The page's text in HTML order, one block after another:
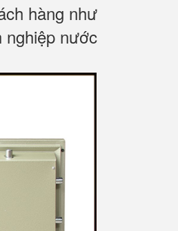
hàng như
nghiệp nước